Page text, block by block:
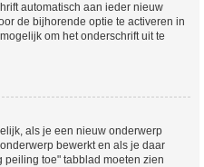
automatisch aan ieder nieuw
de bijhorende optie te activeren in
om het onderschrift uit te
als je een nieuw onderwerp
bewerkt en als je daar
peiling toe" tabblad moeten zien